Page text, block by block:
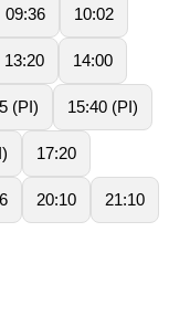
09:36 10:02
13:20 14:00
(PI) 15:40 (PI)
17:20
20:10 21:10